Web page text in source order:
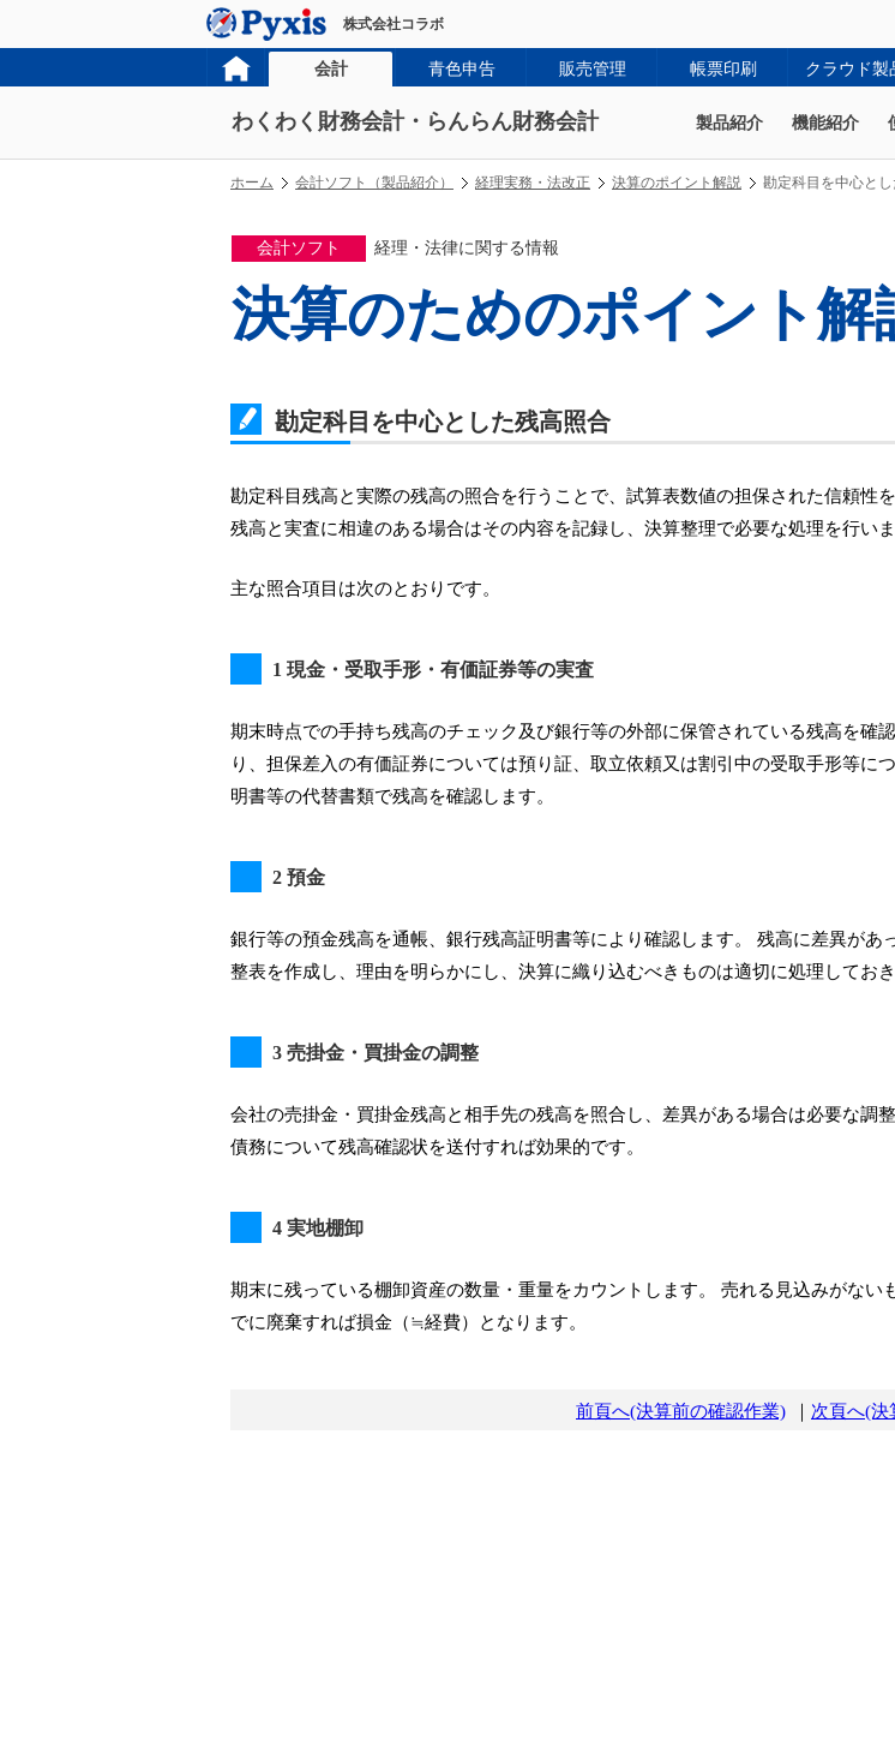
株式会社コラボ
会計 青色申告 販売管理 帳票印刷 クラウド製
わくわく財務会計・らんらん財務会計 製品紹介 機能紹介
ホーム 会計ソフト（製品紹介） 経理実務・法改正 決算のポイント解説 勘定科目を中心と
会計ソフト 経理・法律に関する情報
決算のためのポイント解
勘定科目を中心とした残高照合
勘定科目残高と実際の残高の照合を行うことで、試算表数値の担保された信頼性
残高と実査に相違のある場合はその内容を記録し、決算整理で必要な処理を行いま
主な照合項目は次のとおりです。
1 現金・受取手形・有価証券等の実査
期末時点での手持ち残高のチェック及び銀行等の外部に保管されている残高を確
り、担保差入の有価証券については預り証、取立依頼又は割引中の受取手形等に
明書等の代替書類で残高を確認します。
2 預金
銀行等の預金残高を通帳、銀行残高証明書等により確認します。 残高に差異があ
整表を作成し、理由を明らかにし、決算に織り込むべきものは適切に処理しておき
3 売掛金・買掛金の調整
会社の売掛金・買掛金残高と相手先の残高を照合し、差異がある場合は必要な調
債務について残高確認状を送付すれば効果的です。
4 実地棚卸
期末に残っている棚卸資産の数量・重量をカウントします。 売れる見込みがない
でに廃棄すれば損金（≒経費）となります。
次頁へ(決
前頁へ(決算前の確認作業)